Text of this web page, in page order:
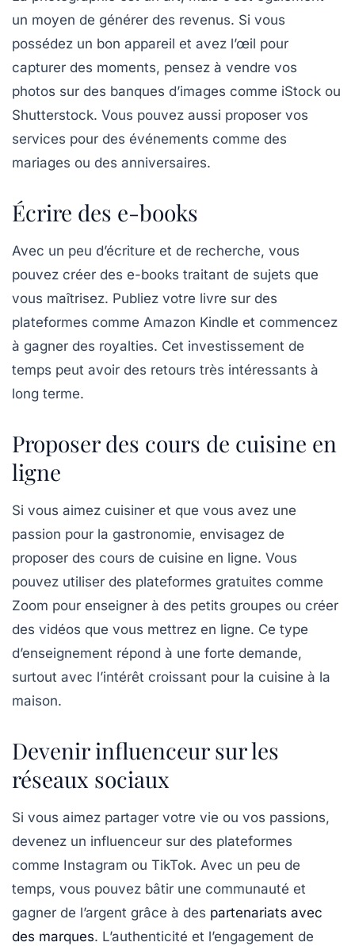
un moyen de générer des revenus. Si vous
possédez un bon appareil et avez l’œil pour
capturer des moments, pensez à vendre vos
photos sur des banques d’images comme iStock ou
Shutterstock. Vous pouvez aussi proposer vos
services pour des événements comme des
mariages ou des anniversaires.
Écrire des e-books
Avec un peu d’écriture et de recherche, vous
pouvez créer des e-books traitant de sujets que
vous maîtrisez. Publiez votre livre sur des
plateformes comme Amazon Kindle et commencez
à gagner des royalties. Cet investissement de
temps peut avoir des retours très intéressants à
long terme.
Proposer des cours de cuisine en
ligne
Si vous aimez cuisiner et que vous avez une
passion pour la gastronomie, envisagez de
proposer des cours de cuisine en ligne. Vous
pouvez utiliser des plateformes gratuites comme
Zoom pour enseigner à des petits groupes ou créer
des vidéos que vous mettrez en ligne. Ce type
d’enseignement répond à une forte demande,
surtout avec l’intérêt croissant pour la cuisine à la
maison.
Devenir influenceur sur les
réseaux sociaux
Si vous aimez partager votre vie ou vos passions,
devenez un influenceur sur des plateformes
comme Instagram ou TikTok. Avec un peu de
temps, vous pouvez bâtir une communauté et
gagner de l’argent grâce à des partenariats avec
des marques. L’authenticité et l’engagement de